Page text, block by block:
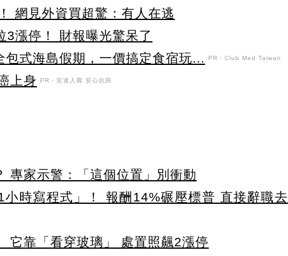
網見外資買超驚：有人在逃
3漲停！ 財報曝光驚呆了
式海島假期，一價搞定食宿玩...
PR・Club Med Taiwan
上身 PR・安達人壽 安心抗癌
專家示警：「這個位置」別衝動
小時寫程式」！ 報酬14%碾壓標普 直接辭職去
它靠「看穿玻璃」 處置照飆2漲停